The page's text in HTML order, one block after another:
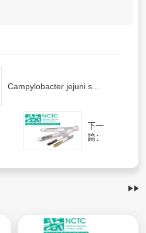
Campylobacter jejuni s...
下一
篇：